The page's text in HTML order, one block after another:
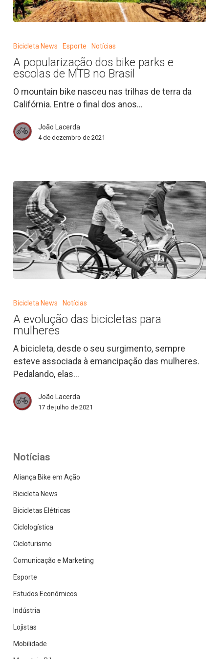
popularização
bike
parks
e
escolas
MTB
no
Bicicleta News Esporte Notícias
A popularização dos bike parks e
escolas de MTB no Brasil
O mountain bike nasceu nas trilhas de terra da
Califórnia. Entre o final dos anos…
João Lacerda
4 de dezembro de 2021
bicicletas
para
mulheres
Bicicleta News Notícias
A evolução das bicicletas para
mulheres
A bicicleta, desde o seu surgimento, sempre
esteve associada à emancipação das mulheres.
Pedalando, elas…
João Lacerda
17 de julho de 2021
Notícias
Aliança Bike em Ação
Bicicleta News
Bicicletas Elétricas
Ciclologística
Cicloturismo
Comunicação e Marketing
Esporte
Estudos Econômicos
Indústria
Lojistas
Mobilidade